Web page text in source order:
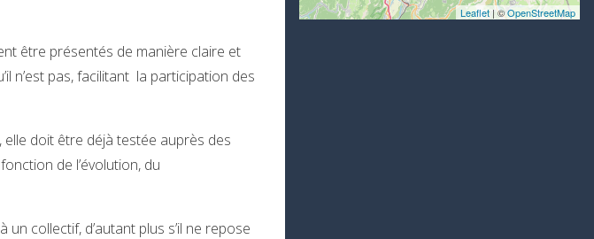
être présentés de manière claire et
n’est pas, facilitant la participation des
doit être déjà testée auprès des
de l’évolution, du
collectif, d’autant plus s’il ne repose
Leaflet | ©OpenStreetMap